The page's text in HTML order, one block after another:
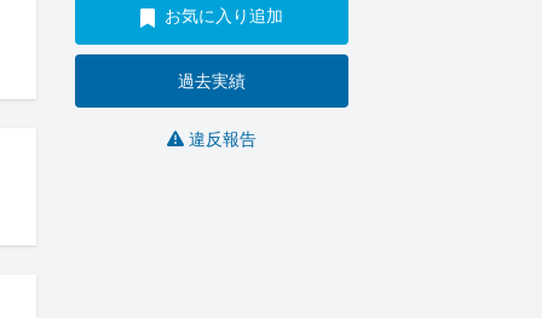
お気に入り追加
過去実績
違反報告